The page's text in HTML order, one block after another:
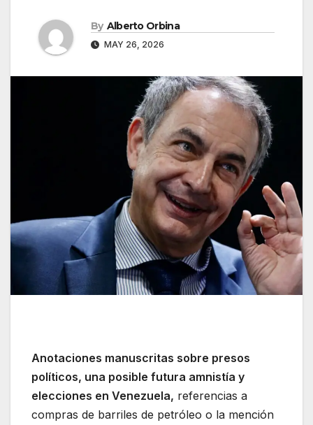
By Alberto Orbina
MAY 26, 2026
Anotaciones manuscritas sobre presos
políticos, una posible futura amnistía y
elecciones en Venezuela, referencias a
compras de barriles de petróleo o la mención